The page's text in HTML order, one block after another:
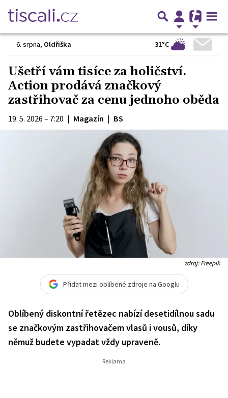
6. srpna, Oldřiška 31°C
Ušetří vám tisíce za holičství.
Action prodává značkový
zastřihovač za cenu jednoho oběda
19. 5. 2026 – 7:20 | Magazín | BS
zdroj: Freepik
Přidat mezi oblíbené zdroje na Googlu
Oblíbený diskontní řetězec nabízí desetidílnou sadu
se značkovým zastřihovačem vlasů i vousů, díky
němuž budete vypadat vždy upraveně.